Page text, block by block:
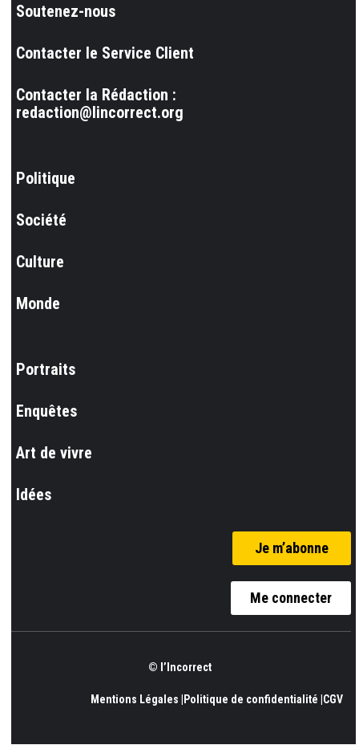
Soutenez-nous
Contacter le Service Client
Contacter la Rédaction :
redaction@lincorrect.org
Politique
Société
Culture
Monde
Portraits
Enquêtes
Art de vivre
Idées
Je m’abonne
Me connecter
© l’Incorrect
Mentions Légales | Politique de confidentialité | CGV